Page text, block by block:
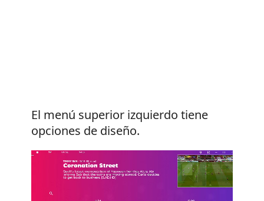
El menú superior izquierdo tiene
opciones de diseño.